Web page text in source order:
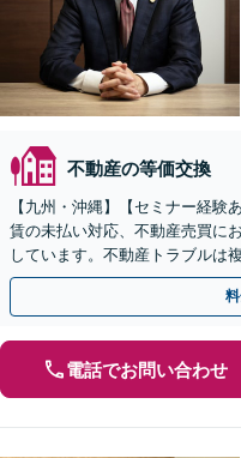
不動産の等価交換
【九州・沖縄】【セミナー経験
賃の未払い対応、不動産売買に
しています。不動産トラブルは
ください。【休日・夜間面談可
電話でお問い合わせ